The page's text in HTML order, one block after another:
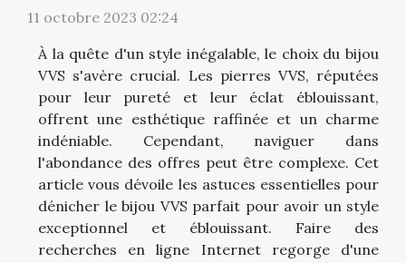
11 octobre 2023 02:24
À la quête d'un style inégalable, le choix du bijou
VVS s'avère crucial. Les pierres VVS, réputées
pour leur pureté et leur éclat éblouissant,
offrent une esthétique raffinée et un charme
indéniable. Cependant, naviguer dans
l'abondance des offres peut être complexe. Cet
article vous dévoile les astuces essentielles pour
dénicher le bijou VVS parfait pour avoir un style
exceptionnel et éblouissant. Faire des
recherches en ligne Internet regorge d'une